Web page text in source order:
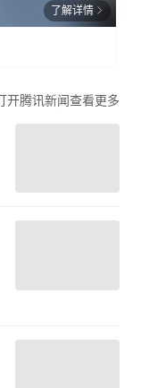
了解详情
开腾讯新闻查看更多